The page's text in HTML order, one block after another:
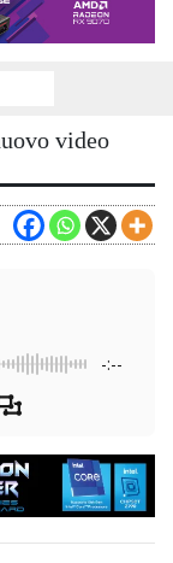
video
-:--